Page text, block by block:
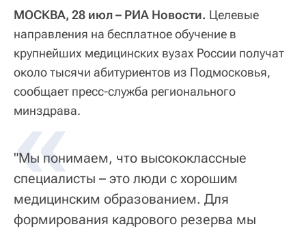
МОСКВА, 28 июл – РИА Новости. Целевые
направления на бесплатное обучение в
крупнейших медицинских вузах России получат
около тысячи абитуриентов из Подмосковья,
сообщает пресс-служба регионального
минздрава.
«
"Мы понимаем, что высококлассные
специалисты – это люди с хорошим
медицинским образованием. Для
формирования кадрового резерва мы